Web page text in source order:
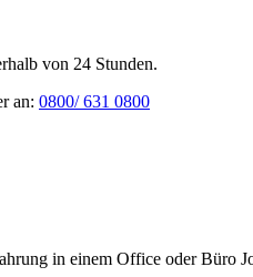
von 24 Stunden.
an: 0800/ 631 0800
in einem Office oder Büro